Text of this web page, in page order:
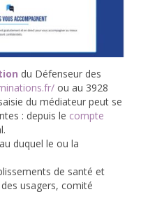
du Défenseur des
ou au 3928
du médiateur peut se
: depuis le compte
duquel le ou la
de santé et
usagers, comité